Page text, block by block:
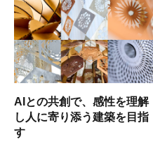
AIとの共創で、感性を理解
し人に寄り添う建築を目指
す